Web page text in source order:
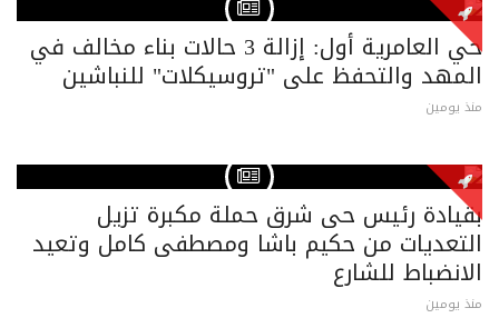
حي العامرية أول: إزالة 3 حالات بناء مخالف في
المهد والتحفظ على "تروسيكلات" للنباشين
منذ يومين
بقيادة رئيس حى شرق حملة مكبرة تزيل
التعديات من حكيم باشا ومصطفى كامل وتعيد
الانضباط للشارع
منذ يومين